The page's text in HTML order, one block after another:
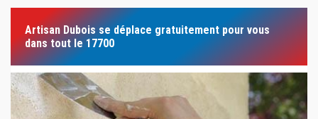
Artisan Dubois se déplace gratuitement pour vous
dans tout le 17700